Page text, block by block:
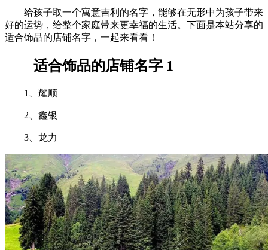
给孩子取一个寓意吉利的名字，能够在无形中为孩子带来
好的运势，给整个家庭带来更幸福的生活。下面是本站分享的
适合饰品的店铺名字，一起来看看！
适合饰品的店铺名字 1
1、耀顺
2、鑫银
3、龙力